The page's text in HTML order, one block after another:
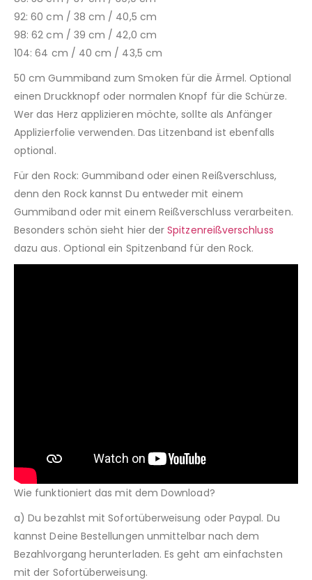
92: 60 cm / 38 cm / 40,5 cm
98: 62 cm / 39 cm / 42,0 cm
104: 64 cm / 40 cm / 43,5 cm
50 cm Gummiband zum Smoken für die Ärmel. Optional
einen Druckknopf oder normalen Knopf für die Schürze.
Wer das Herz applizieren möchte, sollte als Anfänger
Applizierfolie verwenden. Das Litzenband ist ebenfalls
optional.
Für den Rock: Gummiband oder einen Reißverschluss,
denn den Rock kannst Du entweder mit einem
Gummiband oder mit einem Reißverschluss verarbeiten.
Besonders schön sieht hier derSpitzenreißverschluss
dazu aus. Optional ein Spitzenband für den Rock.
Wie funktioniert das mit dem Download?
a) Du bezahlst mit Sofortüberweisung oder Paypal. Du
kannst Deine Bestellungen unmittelbar nach dem
Bezahlvorgang herunterladen. Es geht am einfachsten
mit der Sofortüberweisung.